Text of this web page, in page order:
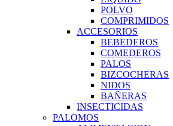
POLVO
COMPRIMIDOS
ACCESORIOS
BEBEDEROS
COMEDEROS
PALOS
BIZCOCHERAS
NIDOS
BAÑERAS
INSECTICIDAS
PALOMOS